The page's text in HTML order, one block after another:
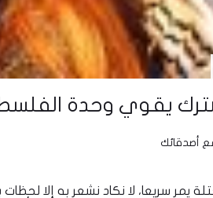
يقوي وحدة
أصدقائك
يمر سريعا، لا نكاد نشعر به إلا